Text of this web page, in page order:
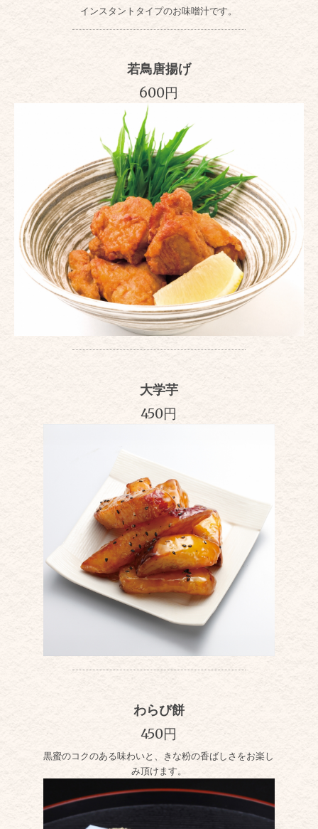
インスタントタイプのお味噌汁です。
若鳥唐揚げ
600円
大学芋
450円
わらび餅
450円
黒蜜のコクのある味わいと、きな粉の香ばしさをお楽し
み頂けます。